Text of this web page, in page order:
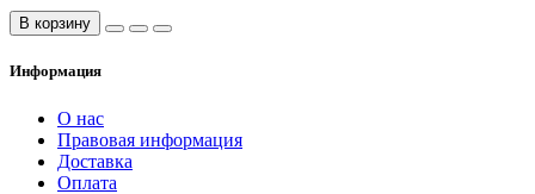
В корзину
Информация
О нас
Правовая информация
Доставка
Оплата